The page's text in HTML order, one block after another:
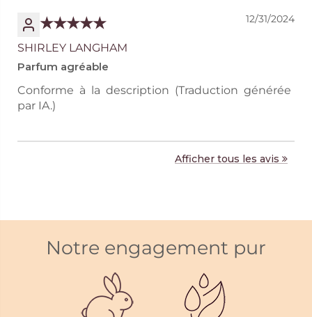
12/31/2024
SHIRLEY LANGHAM
Parfum agréable
Conforme à la description (Traduction générée
par IA.)
Afficher tous les avis
Notre engagement pur